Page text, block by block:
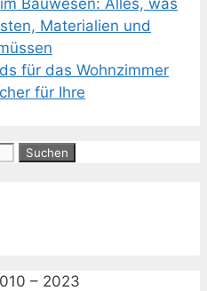
Bauwesen: Alles, was
Materialien und
für das Wohnzimmer
für Ihre
– 2023